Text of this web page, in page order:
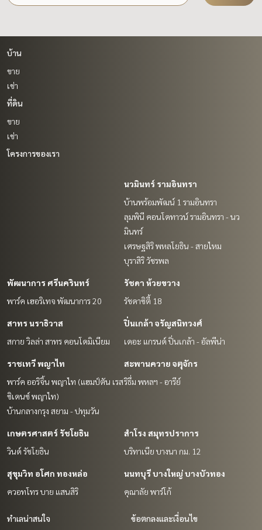
บ้าน
ขาย
เช่า
ที่ดิน
ขาย
เช่า
โครงการของเรา
นวมินทร์ รามอินทรา
บ้านพร้อมพัฒน์ 1 รามอินทรา
ลุมพินี คอนโดทาวน์ รามอินทรา - นว
มินทร์
เศรษฐสิริ พหลโยธิน - สายไหม
บุราสิริ วัชรพล
พัฒนาการ ศรีนครินทร์
พาร์ค เฮอริเทจ พัฒนาการ 20
รัชดา ห้วยขวาง
รัชดาซิตี้ 18
สาทร นราธิวาส
สกาย วิลล่า สาทร คอนโดมิเนียม
ปิ่นเกล้า จรัญสนิทวงศ์
เดอะ แกรนด์ ปิ่นเกล้า - อัลพีน่า
ราชเทวี พญาไท
พาร์ค ออริจิ้น พญาไท (แฮมป์ตัน เรส
ซิเดนซ์ พญาไท)
บ้านกลางกรุง สยาม - ปทุมวัน
สะพานควาย จตุจักร
ริธึ่ม พหลฯ - อารีย์
เกษตรศาสตร์ รัชโยธิน
วินด์ รัชโยธิน
สำโรง สมุทรปราการ
บริทาเนีย บางนา กม. 12
สุขุมวิท อโศก ทองหล่อ
ควอทโทร บาย แสนสิริ
นนทบุรี บางใหญ่ บางบัวทอง
คุณาลัย พาร์โก้
ทำเลน่าสนใจ ข้อตกลงและเงื่อนไข